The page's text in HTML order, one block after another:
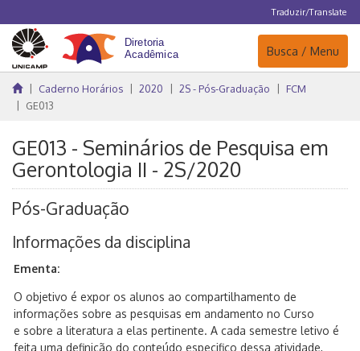
Traduzir/Translate
Navegação
Busca / Menu
Caderno Horários 2020 2S - Pós-Graduação
FCM
GE013
GE013 - Seminários de Pesquisa em
Gerontologia II - 2S/2020
Pós-Graduação
Informações da disciplina
Ementa:
O objetivo é expor os alunos ao compartilhamento de
informações sobre as pesquisas em andamento no Curso
e sobre a literatura a elas pertinente. A cada semestre letivo é
feita uma definição do conteúdo especifico dessa atividade,